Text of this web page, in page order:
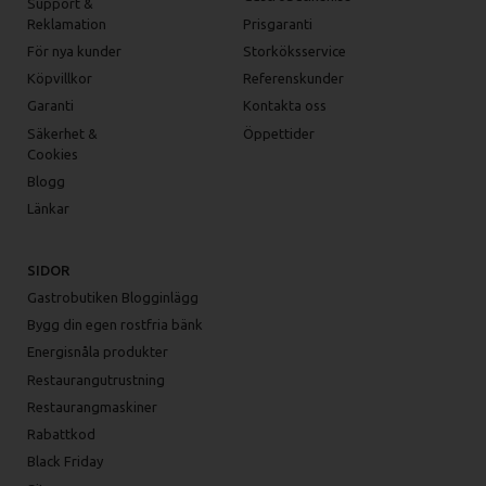
Reklamation
För nya kunder
Köpvillkor
Garanti
Säkerhet &
Cookies
Blogg
Länkar
Prisgaranti
Storköksservice
Referenskunder
Kontakta oss
Öppettider
SIDOR
Gastrobutiken Blogginlägg
Bygg din egen rostfria bänk
Energisnåla produkter
Restaurangutrustning
Restaurangmaskiner
Rabattkod
Black Friday